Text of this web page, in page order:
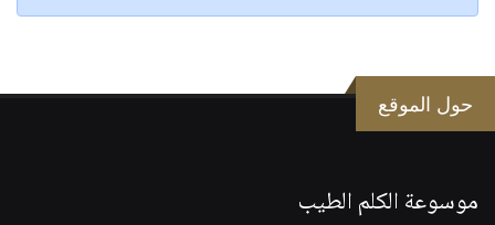
حول الموقع
موسوعة الكلم الطيب